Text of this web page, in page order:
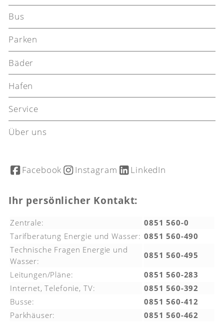
Bus
Parken
Bäder
Hafen
Service
Über uns
Facebook Instagram LinkedIn
Ihr persönlicher Kontakt:
Zentrale:
0851 560-0
Tarifberatung Energie und Wasser: 0851 560-490
Technische Fragen Energie und
Wasser:
0851 560-495
Leitungen/Pläne:
0851 560-283
Internet, Telefonie, TV:
0851 560-392
Busse:
0851 560-412
Parkhäuser:
0851 560-462